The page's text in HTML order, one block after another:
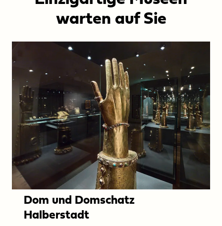
warten auf Sie
Dom und Domschatz
Halberstadt